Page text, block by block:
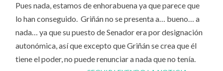
Pues nada, estamos de enhorabuena ya que parece que
lo han conseguido. Griñán no se presenta a… bueno… a
nada… ya que su puesto de Senador era por designación
autonómica, así que excepto que Griñán se crea que él
tiene el poder, no puede renunciar a nada que no tenía.